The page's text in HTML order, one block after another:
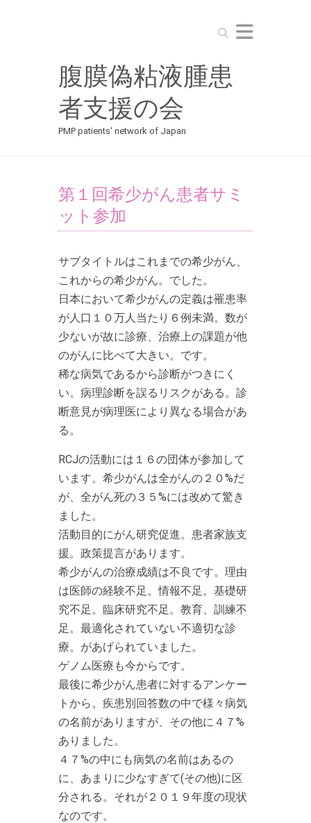
Search
腹膜偽粘液腫患
者支援の会
PMP patients' network of Japan
第１回希少がん患者サミ
ット参加
サブタイトルはこれまでの希少がん、
これからの希少がん。でした。
日本において希少がんの定義は罹患率
が人口１０万人当たり６例未満。数が
少ないが故に診療、治療上の課題が他
のがんに比べて大きい。です。
稀な病気であるから診断がつきにく
い。病理診断を誤るリスクがある。診
断意見が病理医により異なる場合があ
る。
RCJの活動には１６の団体が参加して
います。希少がんは全がんの２０%だ
が、全がん死の３５%には改めて驚き
ました。
活動目的にがん研究促進。患者家族支
援。政策提言があります。
希少がんの治療成績は不良です。理由
は医師の経験不足。情報不足。基礎研
究不足。臨床研究不足。教育、訓練不
足。最適化されていない不適切な診
療。があげられていました。
ゲノム医療も今からです。
最後に希少がん患者に対するアンケー
トから。疾患別回答数の中で様々病気
の名前がありますが、その他に４７%
ありました。
４７%の中にも病気の名前はあるの
に、あまりに少なすぎて(その他)に区
分される。それが２０１９年度の現状
なのです。